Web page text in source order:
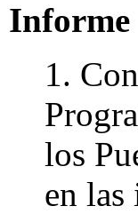
Informe
1.
los
en las